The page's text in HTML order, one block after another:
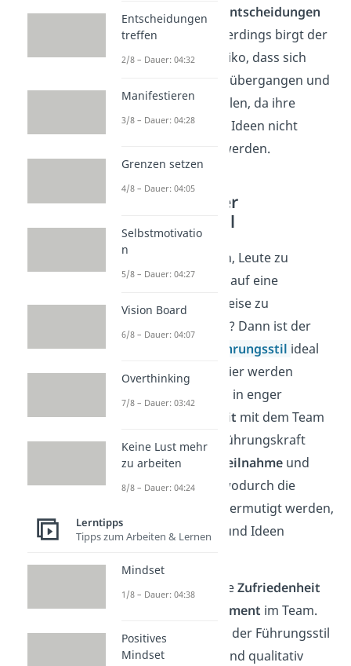
wenn schnelle Entscheidungen
gefragt sind. Allerdings birgt der
Stil auch das Risiko, dass sich
Teammitglieder übergangen und
demotiviert
fühlen, da ihre
Meinungen und Ideen nicht
berücksichtigt werden.
Kooperativer
Führungsstil
Bist du gut darin, Leute zu
motivieren
und auf eine
verständliche Weise zu
? Dann ist der
kooperative Führungsstil ideal
für dich. Denn hier werden
Entscheidungen in enger
Zusammenarbeit mit dem Team
getroffen. Die Führungskraft
fördertaktive Teilnahme und
Diskussionen
, wodurch die
Teammitglieder ermutigt werden,
ihre Gedanken und Ideen
Das verstärkt dieZufriedenheit
Engagement im Team.
Außerdem kann der Führungsstil
zu kreativeren und qualitativ
Entscheidungen
treffen
2/8 – Dauer: 04:32
Manifestieren
3/8 – Dauer: 04:28
Grenzen setzen
4/8 – Dauer: 04:05
Selbstmotivatio
n
5/8 – Dauer: 04:27
Vision Board
6/8 – Dauer: 04:07
Overthinking
7/8 – Dauer: 03:42
Keine Lust mehr
zu arbeiten
8/8 – Dauer: 04:24
Lerntipps
Tipps zum Arbeiten & Lernen
Mindset
1/8 – Dauer: 04:38
Positives
Mindset